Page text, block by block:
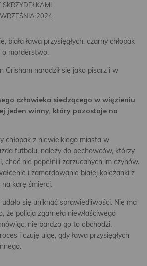
SKRZYDEŁKAMI
2024
biała ława przysięgłych, czarny chłopak
o morderstwo.
Grisham narodził się jako pisarz i w
człowieka siedzącego w więzieniu
jeden winny, który pozostaje na
chłopak z niewielkiego miasta w
futbolu, należy do pechowców, którzy
nie popełnili zarzucanych im czynów.
i zamordowanie białej koleżanki z
na karę śmierci.
się uniknąć sprawiedliwości. Nie ma
że policja zgarnęła niewłaściwego
nie bardzo go to obchodzi.
i czuję ulgę, gdy ława przysięgłych